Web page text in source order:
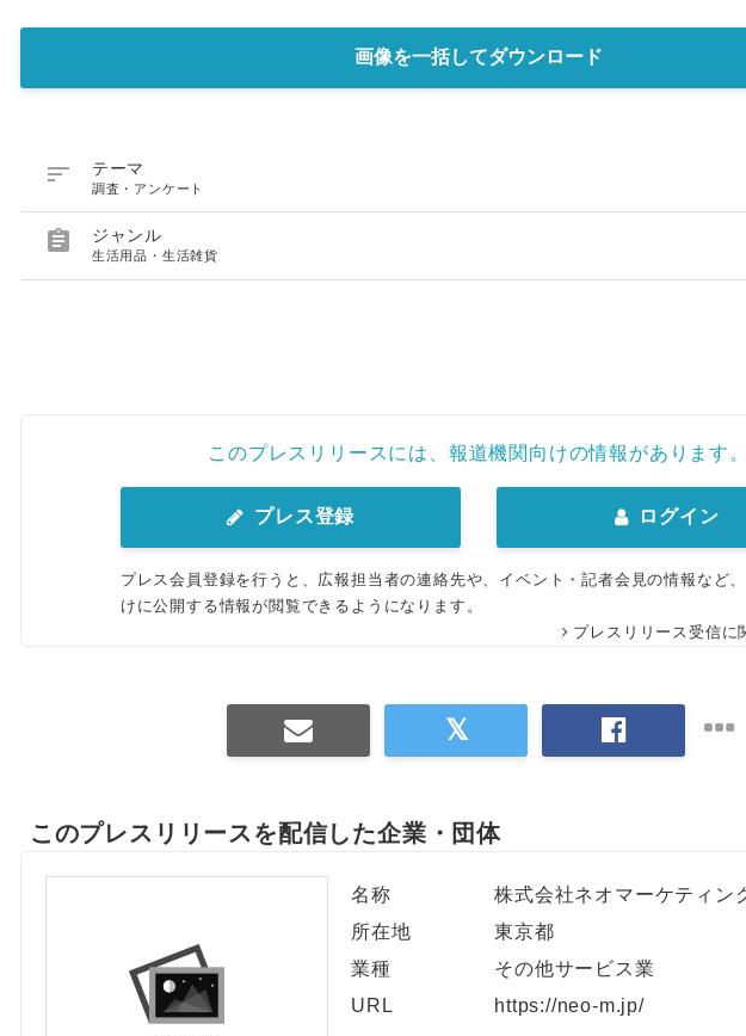
画像を一括してダウンロード
 テーマ
調査・アンケート
 ジャンル
生活用品・生活雑貨
このプレスリリースには、報道機関向けの情報があります
プレス登録 ログイン
プレス会員登録を行うと、広報担当者の連絡先や、イベント・記者会見の情報など
けに公開する情報が閲覧できるようになります。
プレスリリース受信に
このプレスリリースを配信した企業・団体
名称
株式会社ネオマーケティン
所在地
東京都
業種
その他サービス業
URL
https://neo-m.jp/